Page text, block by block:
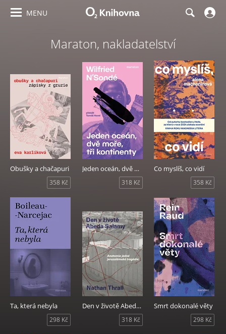
MENU
Maraton, nakladatelství
Obušky a chačapuri
358 Kč
Jeden oceán, dvě moře, tři kontinenty
318 Kč
Co myslíš, co vidí
358 Kč
Ta, která nebyla
298 Kč
Den v životě Abeda Salamy
318 Kč
Smrt dokonalé věty
298 Kč